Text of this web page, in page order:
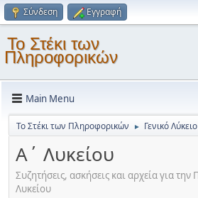
Σύνδεση Εγγραφή
Το Στέκι των
Πληροφορικών
Main Menu
Το Στέκι των Πληροφορικών ► Γενικό Λύκειο
Α΄ Λυκείου
Συζητήσεις, ασκήσεις και αρχεία για
Λυκείου